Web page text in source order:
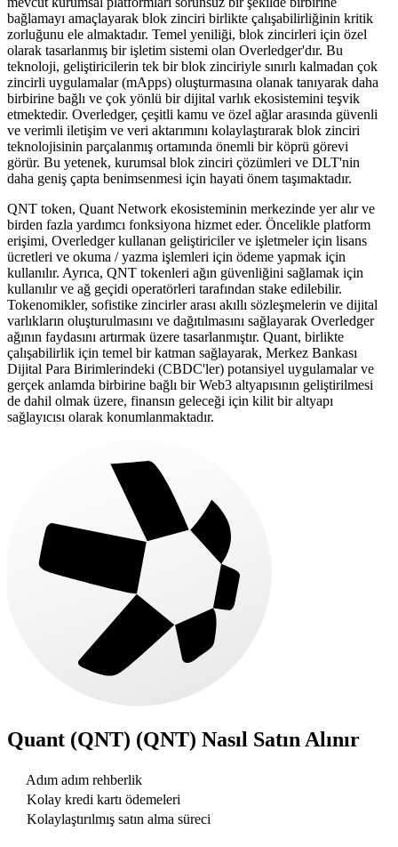
bağlamayı amaçlayarak blok zinciri birlikte çalışabilirliğinin kritik
zorluğunu ele almaktadır. Temel yeniliği, blok zincirleri için özel
olarak tasarlanmış bir işletim sistemi olan Overledger'dır. Bu
teknoloji, geliştiricilerin tek bir blok zinciriyle sınırlı kalmadan çok
zincirli uygulamalar (mApps) oluşturmasına olanak tanıyarak daha
birbirine bağlı ve çok yönlü bir dijital varlık ekosistemini teşvik
etmektedir. Overledger, çeşitli kamu ve özel ağlar arasında güvenli
ve verimli iletişim ve veri aktarımını kolaylaştırarak blok zinciri
teknolojisinin parçalanmış ortamında önemli bir köprü görevi
görür. Bu yetenek, kurumsal blok zinciri çözümleri ve DLT'nin
daha geniş çapta benimsenmesi için hayati önem taşımaktadır.
QNT token, Quant Network ekosisteminin merkezinde yer alır ve
birden fazla yardımcı fonksiyona hizmet eder. Öncelikle platform
erişimi, Overledger kullanan geliştiriciler ve işletmeler için lisans
ücretleri ve okuma / yazma işlemleri için ödeme yapmak için
kullanılır. Ayrıca, QNT tokenleri ağın güvenliğini sağlamak için
kullanılır ve ağ geçidi operatörleri tarafından stake edilebilir.
Tokenomikler, sofistike zincirler arası akıllı sözleşmelerin ve dijital
varlıkların oluşturulmasını ve dağıtılmasını sağlayarak Overledger
ağının faydasını artırmak üzere tasarlanmıştır. Quant, birlikte
çalışabilirlik için temel bir katman sağlayarak, Merkez Bankası
Dijital Para Birimlerindeki (CBDC'ler) potansiyel uygulamalar ve
gerçek anlamda birbirine bağlı bir Web3 altyapısının geliştirilmesi
de dahil olmak üzere, finansın geleceği için kilit bir altyapı
sağlayıcısı olarak konumlanmaktadır.
Quant (QNT) (QNT) Nasıl Satın Alınır
Adım adım rehberlik
Kolay kredi kartı ödemeleri
Kolaylaştırılmış satın alma süreci